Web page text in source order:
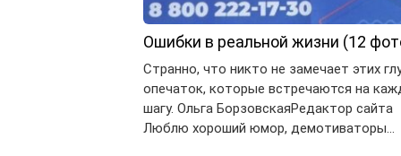
Ошибки в реальной жизни (12
Странно, что никто не замечает этих
опечаток, которые встречаются на
шагу. Ольга БорзовскаяРедактор сайта
Люблю хороший юмор, демотиваторы…